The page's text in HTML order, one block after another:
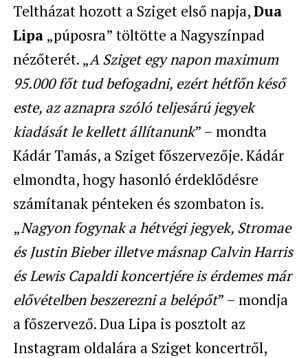
Teltházat hozott a Sziget első napja,Dua
Lipa„púposra” töltötte a Nagyszínpad
nézőterét. „A Sziget egy napon maximum
95.000 főt tud befogadni, ezért hétfőn késő
este, az aznapra szóló teljesárú jegyek
kiadását le kellett állítanunk” – mondta
Kádár Tamás, a Sziget főszervezője. Kádár
elmondta, hogy hasonló érdeklődésre
számítanak pénteken és szombaton is.
„Nagyon fogynak a hétvégi jegyek, Stromae
és Justin Bieber illetve másnap Calvin Harris
és Lewis Capaldi koncertjére is érdemes már
elővételben beszerezni a belépőt” – mondja
a főszervező. Dua Lipa is posztolt az
Instagram oldalára a Sziget koncertről,